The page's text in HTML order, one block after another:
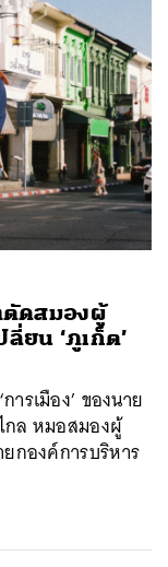
ดสมองผู้
ยน ‘ภูเก็ต’
ารเมือง’ ของนาย
กล หมอสมองผู้
กองค์การบริหาร